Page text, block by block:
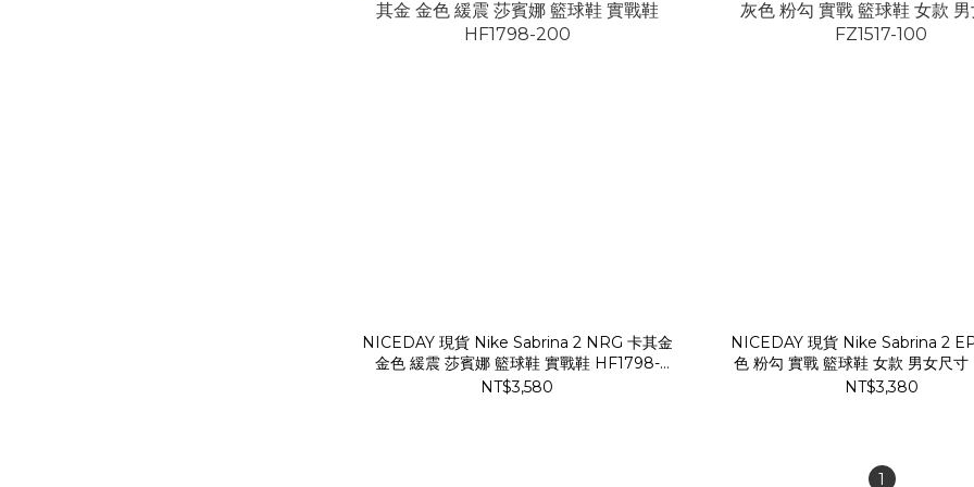
NICEDAY 現貨 Nike Sabrina 2 NRG 卡其金
金色 緩震 莎賓娜 籃球鞋 實戰鞋 HF1798-
200
NT$3,580
NICEDAY 現貨 Nike Sabrina 2
色 粉勾 實戰 籃球鞋 女款 男女尺寸
100
NT$3,380
1